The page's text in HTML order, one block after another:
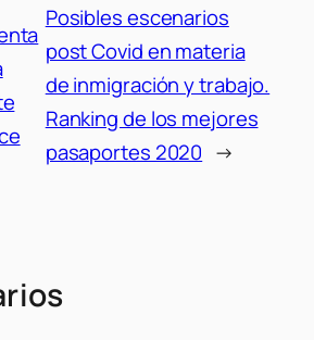
Posibles escenarios
post Covid en materia
de inmigración y trabajo.
Ranking de los mejores
pasaportes 2020 →